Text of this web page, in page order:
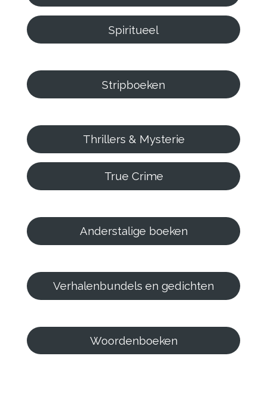
Spiritueel
Stripboeken
Thrillers & Mysterie
True Crime
Anderstalige boeken
Verhalenbundels en gedichten
Woordenboeken